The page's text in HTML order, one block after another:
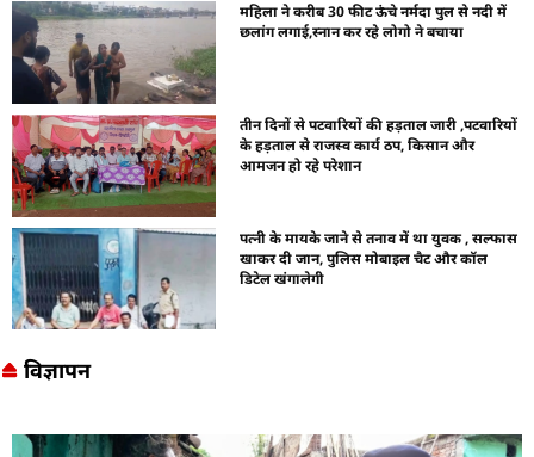
महिला ने करीब 30 फीट ऊंचे नर्मदा पुल से नदी में
छलांग लगाई,स्नान कर रहे लोगो ने बचाया
तीन दिनों से पटवारियों की हड़ताल जारी ,पटवारियों
के हड़ताल से राजस्व कार्य ठप, किसान और
आमजन हो रहे परेशान
पत्नी के मायके जाने से तनाव में था युवक , सल्फास
खाकर दी जान, पुलिस मोबाइल चैट और कॉल
डिटेल खंगालेगी
विज्ञापन